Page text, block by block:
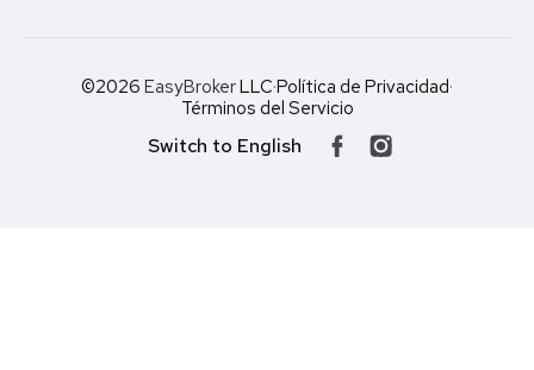
©2026 EasyBrokerLLC·Política de Privacidad·
Términos del Servicio
Switch to English